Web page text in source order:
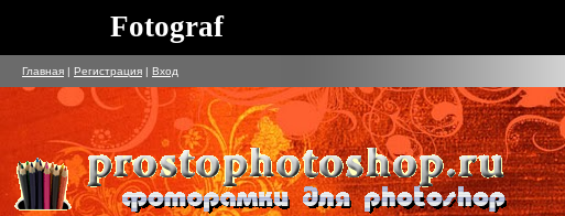
Fotograf
Главная | Регистрация | Вход